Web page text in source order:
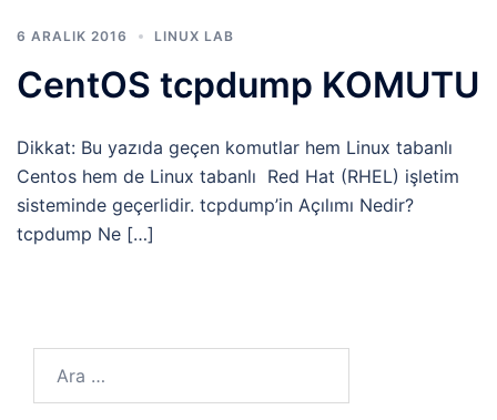
6 ARALIK 2016 LINUX LAB
CentOS tcpdump KOMUTU
Dikkat: Bu yazıda geçen komutlar hem Linux tabanlı
Centos hem de Linux tabanlı Red Hat (RHEL) işletim
sisteminde geçerlidir. tcpdump’in Açılımı Nedir?
tcpdump Ne […]